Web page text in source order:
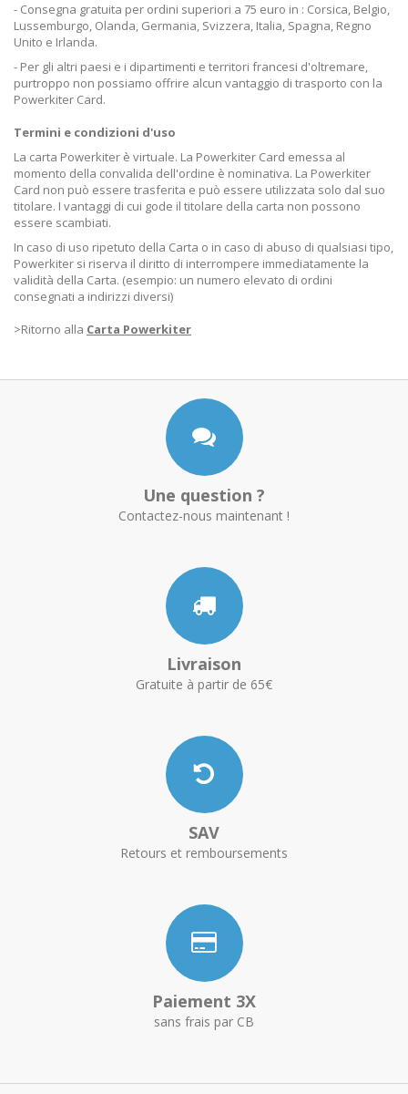
- Consegna gratuita per ordini superiori a 75 euro in : Corsica, Belgio,
Lussemburgo, Olanda, Germania, Svizzera, Italia, Spagna, Regno
Unito e Irlanda.
- Per gli altri paesi e i dipartimenti e territori francesi d'oltremare,
purtroppo non possiamo offrire alcun vantaggio di trasporto con la
Powerkiter Card.
Termini e condizioni d'uso
La carta Powerkiter è virtuale. La Powerkiter Card emessa al
momento della convalida dell'ordine è nominativa. La Powerkiter
Card non può essere trasferita e può essere utilizzata solo dal suo
titolare. I vantaggi di cui gode il titolare della carta non possono
essere scambiati.
In caso di uso ripetuto della Carta o in caso di abuso di qualsiasi tipo,
Powerkiter si riserva il diritto di interrompere immediatamente la
validità della Carta. (esempio: un numero elevato di ordini
consegnati a indirizzi diversi)
>Ritorno alla Carta Powerkiter
Une question ?
Contactez-nous maintenant !
Livraison
Gratuite à partir de 65€
SAV
Retours et remboursements
Paiement 3X
sans frais par CB